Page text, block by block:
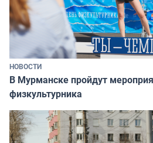
НОВОСТИ
В Мурманске пройдут
физкультурника